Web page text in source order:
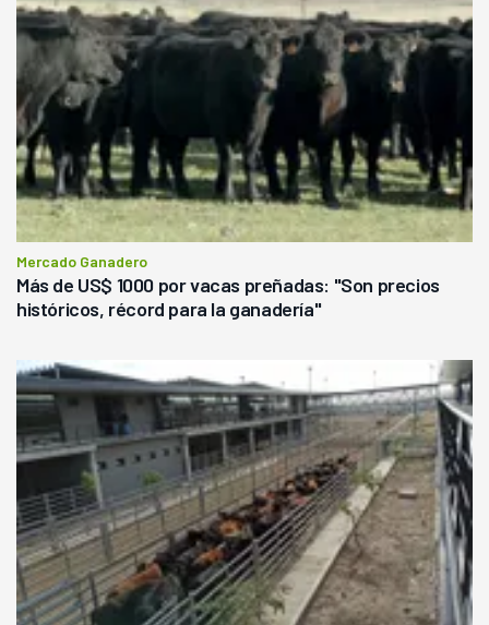
Mercado Ganadero
Más de US$ 1000 por vacas preñadas: "Son precios
históricos, récord para la ganadería"